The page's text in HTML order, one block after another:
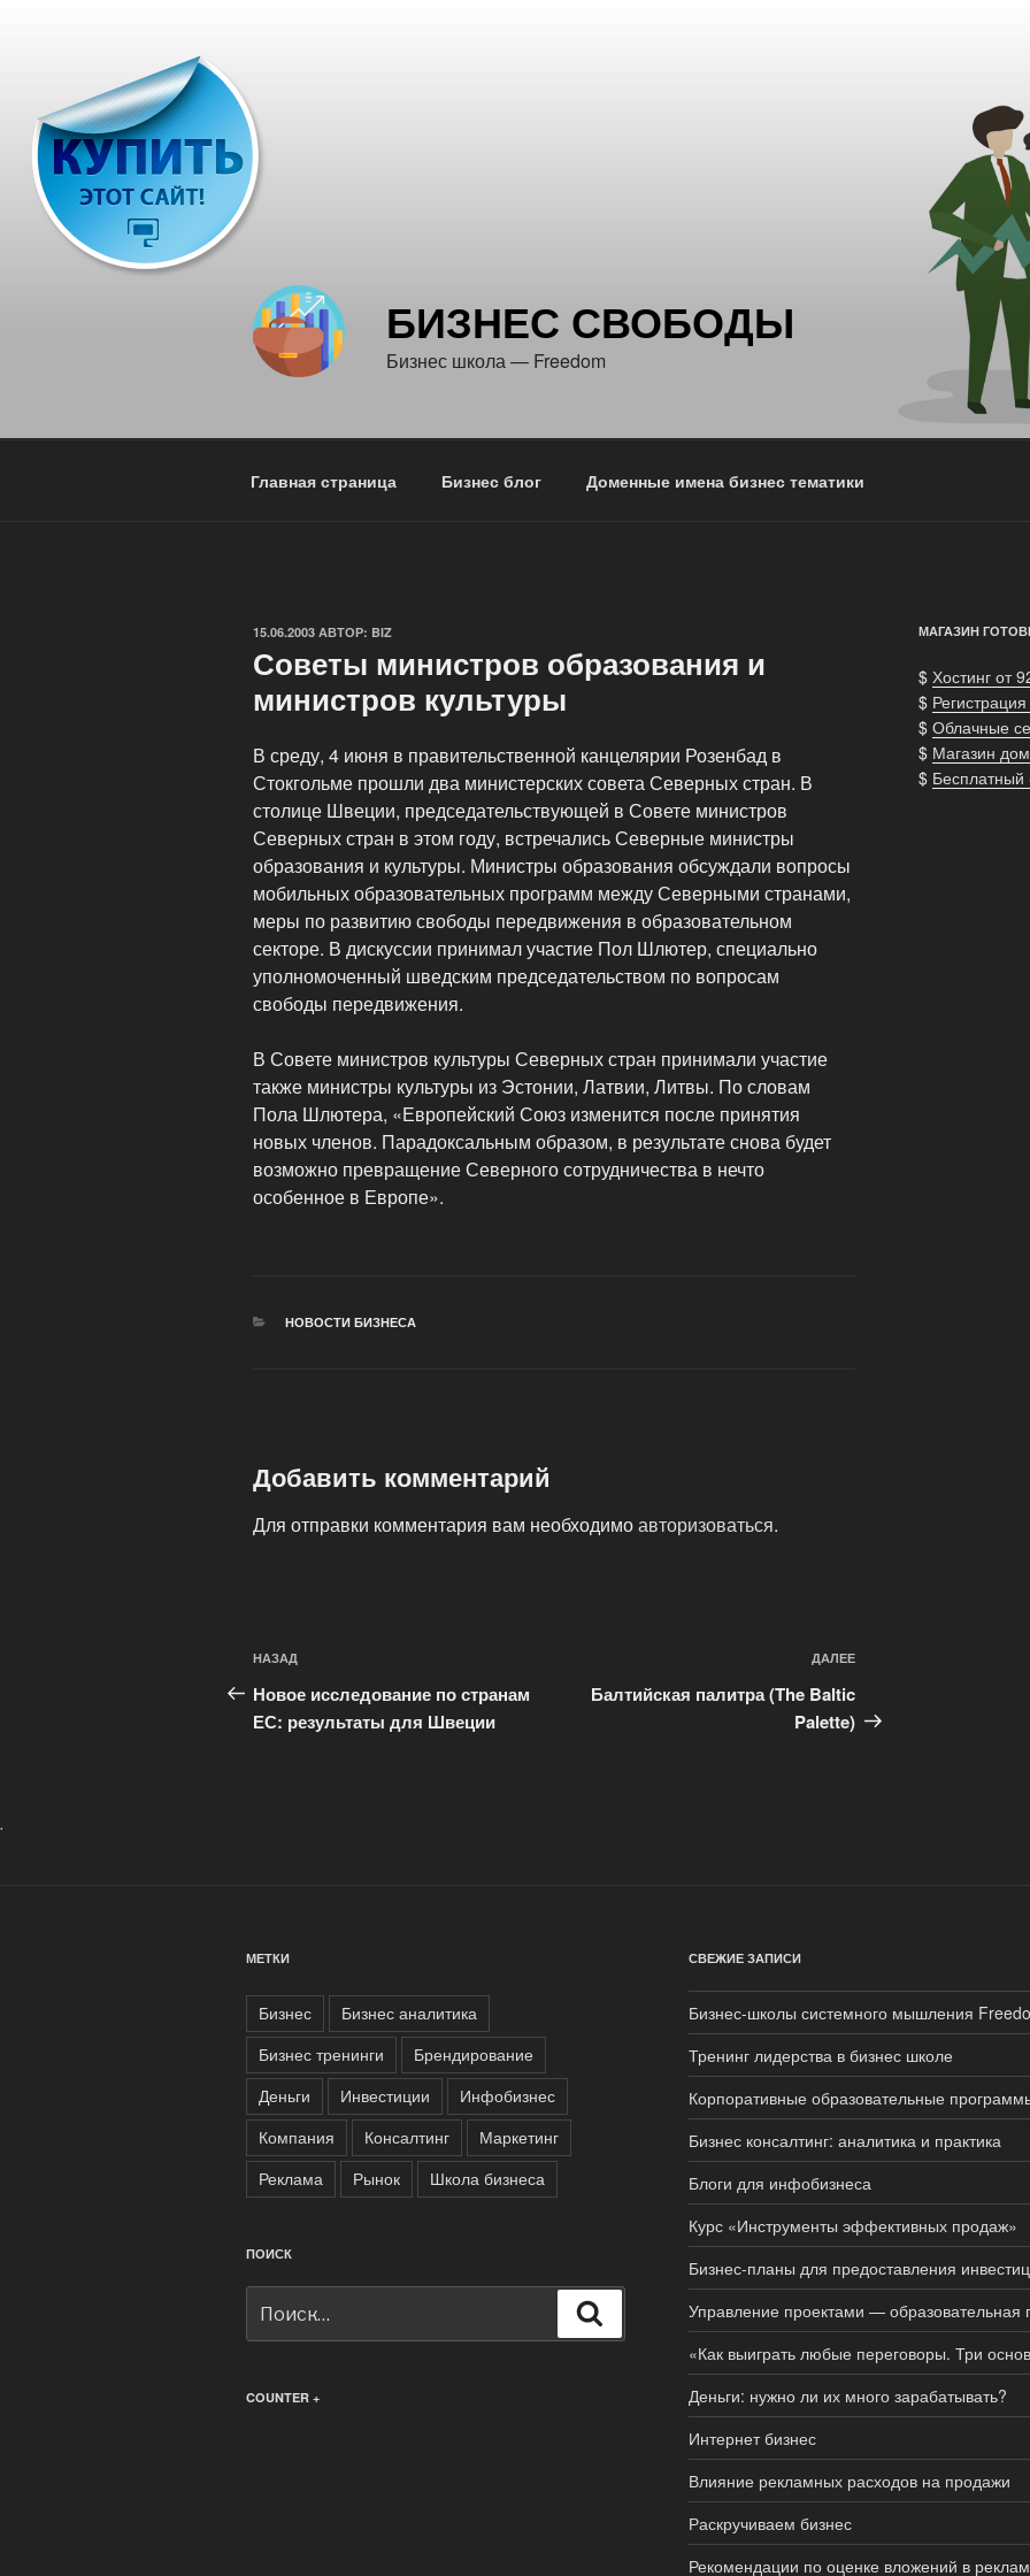
БИЗНЕС СВОБОДЫ
Бизнес школа — Freedom
Главная страница Бизнес блог Доменные имена бизнес тематики
ОПУБЛИКОВАНО
15.06.2003 АВТОР: BIZ
Советы министров образования и
министров культуры
В среду, 4 июня в правительственной канцелярии Розенбад в
Стокгольме прошли два министерских совета Северных стран. В
столице Швеции, председательствующей в Совете министров
Северных стран в этом году, встречались Северные министры
образования и культуры. Министры образования обсуждали вопросы
мобильных образовательных программ между Северными странами,
меры по развитию свободы передвижения в образовательном
секторе. В дискуссии принимал участие Пол Шлютер, специально
уполномоченный шведским председательством по вопросам
свободы передвижения.
В Совете министров культуры Северных стран принимали участие
также министры культуры из Эстонии, Латвии, Литвы. По словам
Пола Шлютера, «Европейский Союз изменится после принятия
новых членов. Парадоксальным образом, в результате снова будет
возможно превращение Северного сотрудничества в нечто
особенное в Европе».
РУБРИКИ
НОВОСТИ БИЗНЕСА
Добавить комментарий
Для отправки комментария вам необходимоавторизоваться.
Навигация
по
записям
Предыдущая
запись:
НАЗАД
Новое исследование по странам
ЕС: результаты для Швеции
ДАЛЕЕ
Балтийская палитра (The Baltic
Palette)
МАГАЗИН
$ Хостинг от
$
$ Облачные
$ Магазин
$ Бесплатный
.
МЕТКИ
Бизнес
Бизнес аналитика
Бизнес тренинги
Брендирование
Деньги
Инвестиции
Инфобизнес
Компания
Консалтинг
Маркетинг
Реклама
Рынок Школа бизнеса
ПОИСК
COUNTER +
СВЕЖИЕ ЗАПИСИ
Бизнес-школы системного мышления
Тренинг лидерства в бизнес школе
Корпоративные образовательные
Бизнес консалтинг: аналитика и практика
Блоги для инфобизнеса
Курс «Инструменты эффективных продаж»
Бизнес-планы для предоставления
Управление проектами — образовательная
«Как выиграть любые переговоры. Три
Деньги: нужно ли их много зарабатывать?
Интернет бизнес
Влияние рекламных расходов на продажи
Раскручиваем бизнес
Рекомендации по оценке вложений в